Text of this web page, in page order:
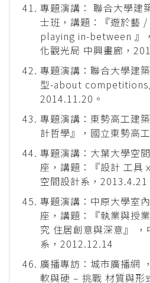
專題演講： 聯合大學建
士班，講題：『遊於藝
playing in-between 』
化觀光局 中興畫廊，
專題演講：聯合大學建
型-about competitions
2014.11.20。
專題演講：東勢高工建
計哲學』，國立東勢高
專題演講：大葉大學空
座，講題：『設計 工具
空間設計系，2013.4.21
專題演講：中原大學室
座，講題：『執業與授
究 住居創意與深意』
系，2012.12.14
廣播專訪：城市廣播網
軟與硬 – 挑戰 材質與形